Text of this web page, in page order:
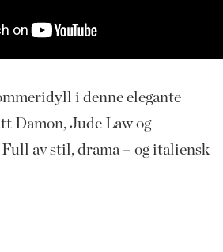
i denne elegante
Damon, Jude Law og
av stil, drama – og italiensk